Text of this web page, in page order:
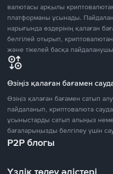
валютасы арқылы
платформаны ұсынады.
нарығында өздерінің қалаған
белгілей отырып,
және тікелей басқа
Өзіңіз қалаған бағамен
Өзіңіз қалаған бағамен сатып
пайдаланып, криптовалюта
ұсыныстарды сатып алыңыз
бағаларыңызды белгілеу үшін
P2P блогы